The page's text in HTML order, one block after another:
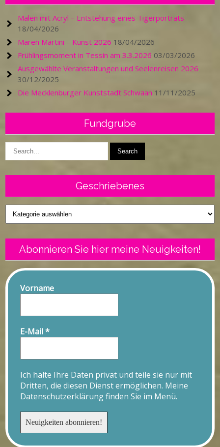
Malen mit Acryl – Entstehung eines Tigerporträts
18/04/2026
Maren Martini – Kunst 2026 18/04/2026
Frühlingsmoment in Tessin am 3.3.2026 03/03/2026
Ausgewählte Veranstaltungen und Seelenreisen 2026
30/12/2025
Die Mecklenburger Kunststadt Schwaan 11/11/2025
Fundgrube
Geschriebenes
Geschriebenes
Abonnieren Sie hier meine Neuigkeiten!
Vorname
E-Mail*
Ich halte Ihre Daten privat und teile sie nur mit
Dritten, die diesen Dienst ermöglichen. Meine
Datenschutzerklärung finden Sie im Menü.